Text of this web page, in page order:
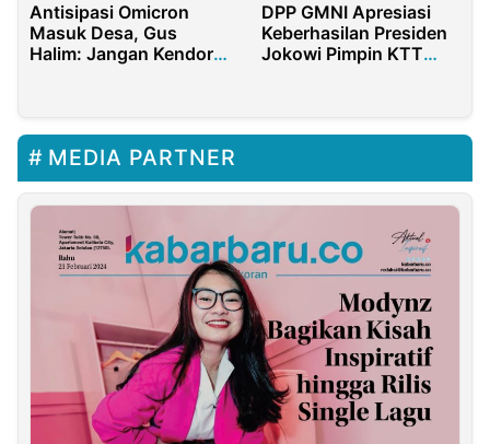
Antisipasi Omicron
Masuk Desa, Gus
Halim: Jangan Kendor
DPP GMNI Apresiasi
Keberhasilan Presiden
Jokowi Pimpin KTT
MEDIA PARTNER